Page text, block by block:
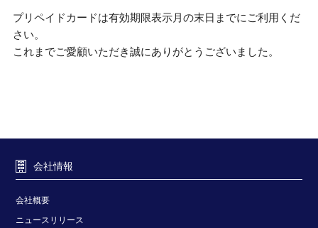
プリペイドカードは有効期限表示月の末日までにご利用くだ
さい。
これまでご愛顧いただき誠にありがとうございました。
会社情報
会社概要
ニュースリリース